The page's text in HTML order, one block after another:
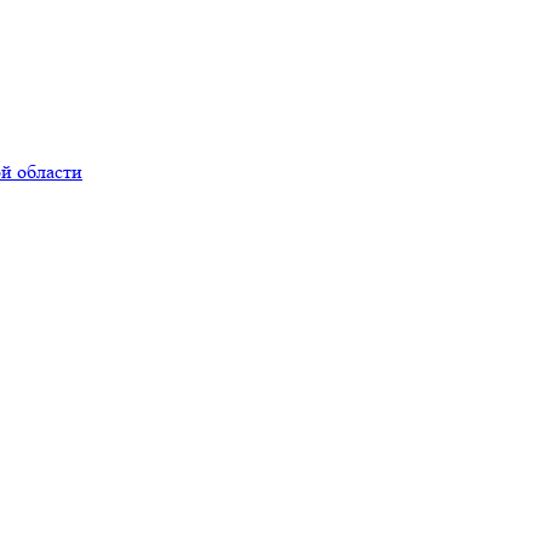
области